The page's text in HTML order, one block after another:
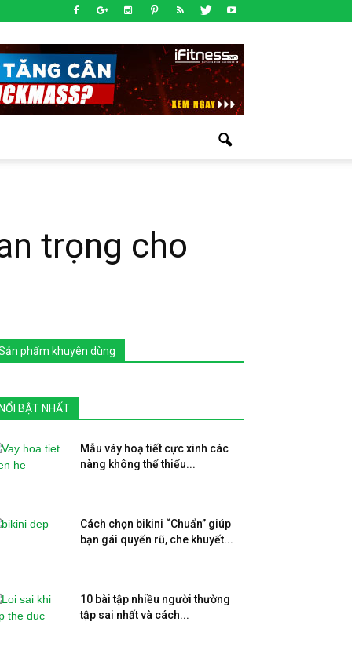
trọng cho
phẩm khuyên dùng
NỔI BẬT NHẤT
Mẫu váy hoạ tiết cực xinh các
nàng không thể thiếu...
Cách chọn bikini “Chuẩn” giúp
bạn gái quyến rũ, che khuyết...
10 bài tập nhiều người thường
tập sai nhất và cách...